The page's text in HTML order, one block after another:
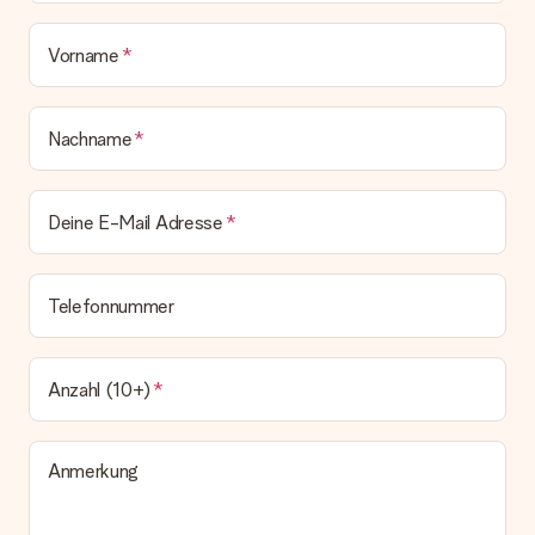
Welche Lieferoptionen stehen zur Verfügung?
Derzeit können wir (noch) keine verschiedenen Lieferoptionen
oder Päckchen geliefert wird, kontaktiere bitte unseren
Kundenservice.
Zahlung
Wie kann ich meine Bestellung bezahlen?
Wir bieten die folgenden Zahlungsoptionen an: Vorauskasse
mit normaler Überweisung, Sofortüberweisung, Paypal,
Kreditkarte oder auf Rechnung über Klarna. Bei einer
manuellen Überweisung verlängert sich die Lieferzeit des
Geschenks jedoch um 3 Werktage.
Geschenk empfangen
Was, wenn das Geschenk meine Erwartungen nicht
erfüllt?
Sollte das Geschenk wider Erwarten deine Erwartungen nicht
Vorname
Nachname
Deine E-Mail Adresse
Telefonnummer
Anzahl (10+)
Anmerkung